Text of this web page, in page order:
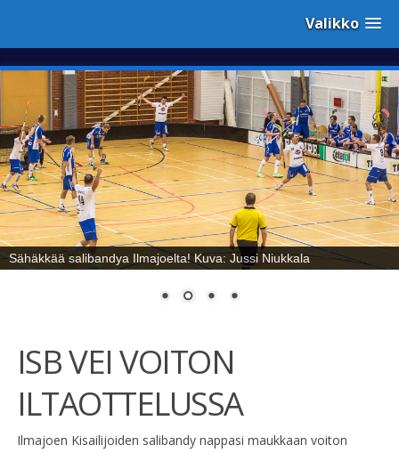
Valikko
Sähäkkää salibandya Ilmajoelta! Kuva: Jussi Niukkala
ISB VEI VOITON
ILTAOTTELUSSA
Ilmajoen Kisailijoiden salibandy nappasi maukkaan voiton